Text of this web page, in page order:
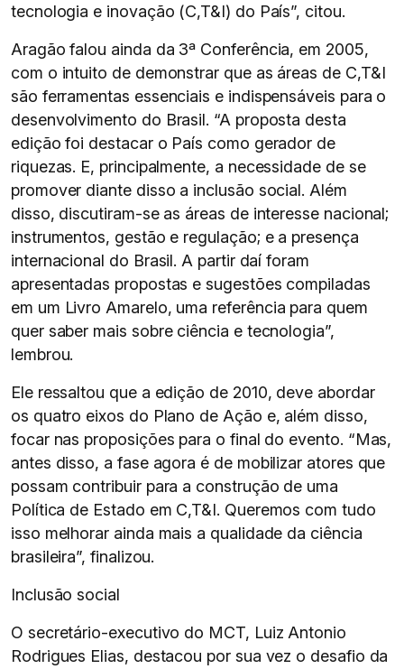
tecnologia e inovação (C,T&I) do País”, citou.
Aragão falou ainda da 3ª Conferência, em 2005,
com o intuito de demonstrar que as áreas de C,T&I
são ferramentas essenciais e indispensáveis para o
desenvolvimento do Brasil. “A proposta desta
edição foi destacar o País como gerador de
riquezas. E, principalmente, a necessidade de se
promover diante disso a inclusão social. Além
disso, discutiram-se as áreas de interesse nacional;
instrumentos, gestão e regulação; e a presença
internacional do Brasil. A partir daí foram
apresentadas propostas e sugestões compiladas
em um Livro Amarelo, uma referência para quem
quer saber mais sobre ciência e tecnologia”,
lembrou.
Ele ressaltou que a edição de 2010, deve abordar
os quatro eixos do Plano de Ação e, além disso,
focar nas proposições para o final do evento. “Mas,
antes disso, a fase agora é de mobilizar atores que
possam contribuir para a construção de uma
Política de Estado em C,T&I. Queremos com tudo
isso melhorar ainda mais a qualidade da ciência
brasileira”, finalizou.
Inclusão social
O secretário-executivo do MCT, Luiz Antonio
Rodrigues Elias, destacou por sua vez o desafio da